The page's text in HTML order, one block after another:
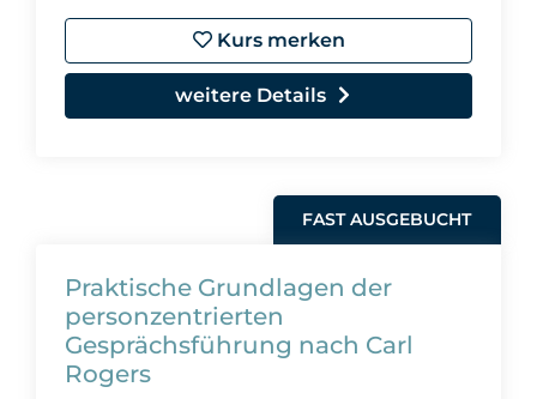
Kurs merken
weitere Details
FAST AUSGEBUCHT
Praktische Grundlagen der
personzentrierten
Gesprächsführung nach Carl
Rogers